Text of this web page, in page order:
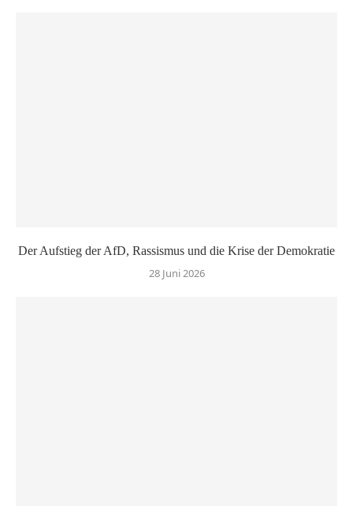
Der Aufstieg der AfD, Rassismus und die Krise der Demokratie
28 Juni 2026